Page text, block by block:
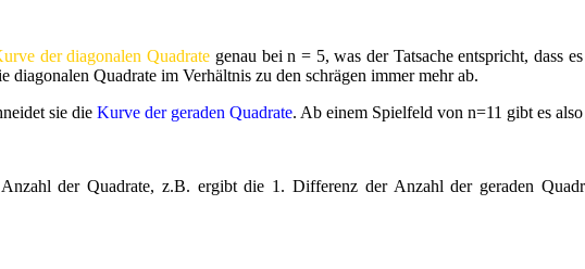
der diagonalen Quadrate genau bei n = 5, was der Tatsache entspricht, dass
Quadrate im Verhältnis zu den schrägen immer mehr ab.
sie die Kurve der geraden Quadrate. Ab einem Spielfeld von n=11 gibt es
der Quadrate, z.B. ergibt die 1. Differenz der Anzahl der geraden